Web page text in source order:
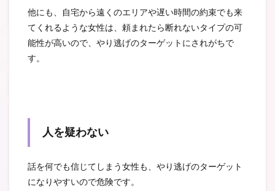
他にも、自宅から遠くのエリアや遅い時間の約束でも来
てくれるような女性は、頼まれたら断れないタイプの可
能性が高いので、やり逃げのターゲットにされがちで
す。
人を疑わない
話を何でも信じてしまう女性も、やり逃げのターゲット
になりやすいので危険です。